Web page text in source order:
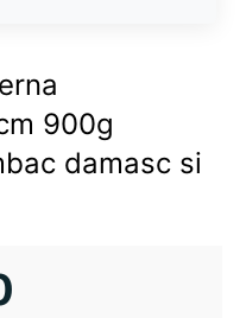
900g
damasc si